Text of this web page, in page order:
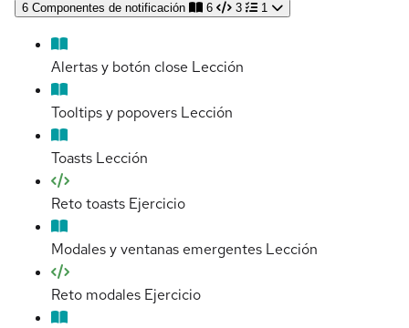
6 Componentes de notificación 6 3 1
Alertas y botón close Lección
Tooltips y popovers Lección
Toasts Lección
Reto toasts Ejercicio
Modales y ventanas emergentes Lección
Reto modales Ejercicio